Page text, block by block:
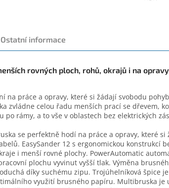
Ostatní informace
rovných ploch, rohů, okrajů i na
na práce a opravy, které si žádají svobodu
zvládne celou řadu menších prací se dřevem,
po rámy, a to vše v oblastech bez elektrických
se perfektně hodí na práce a opravy, které si
EasySander 12 s ergonomickou konstrukcí
i menší rovné plochy. PowerAutomatic
plochu vyvinut vyšší tlak. Výměna
díky suchému zipu. Trojúhelníková špice
využití brusného papíru. Multibruska je